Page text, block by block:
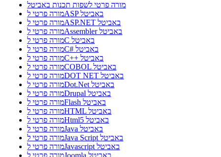
מורה פרטי לשפות תכנות באביטל
מורה פרטי לASP באביטל
מורה פרטי לASP.NET באביטל
מורה פרטי לAssembler באביטל
מורה פרטי לC באביטל
מורה פרטי לC# באביטל
מורה פרטי לC++ באביטל
מורה פרטי לCOBOL באביטל
מורה פרטי לDOT NET באביטל
מורה פרטי לDot.Net באביטל
מורה פרטי לDrupal באביטל
מורה פרטי לFlash באביטל
מורה פרטי לHTML באביטל
מורה פרטי לHtml5 באביטל
מורה פרטי לJava באביטל
מורה פרטי לJava Script באביטל
מורה פרטי לJavascript באביטל